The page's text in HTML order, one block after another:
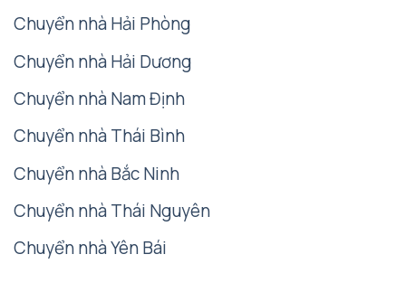
Chuyển nhà Hải Phòng
Chuyển nhà Hải Dương
Chuyển nhà Nam Định
Chuyển nhà Thái Bình
Chuyển nhà Bắc Ninh
Chuyển nhà Thái Nguyên
Chuyển nhà Yên Bái